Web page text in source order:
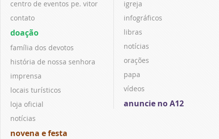
centro de eventos pe. vitor
contato
doação
família dos devotos
história de nossa senhora
imprensa
locais turísticos
loja oficial
notícias
novena e festa
igreja
infográficos
libras
notícias
orações
papa
vídeos
anuncie no A12